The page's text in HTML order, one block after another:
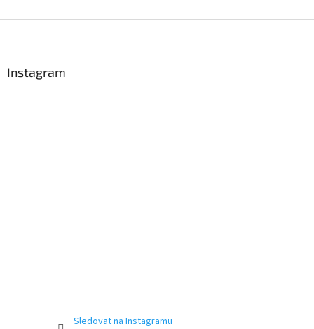
Instagram
Sledovat na Instagramu